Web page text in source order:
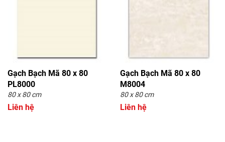
Gạch Bạch Mã 80 x 80
PL8000
80 x 80 cm
Liên hệ
Gạch Bạch Mã 80 x 80
M8004
80 x 80 cm
Liên hệ